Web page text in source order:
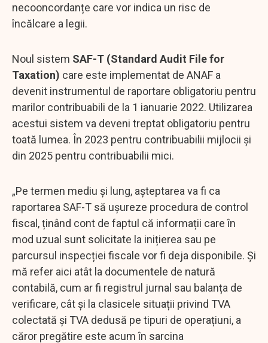
necooncordanțe care vor indica un risc de
încălcare a legii.
Noul sistem SAF-T (Standard Audit File for
Taxation) care este implementat de ANAF a
devenit instrumentul de raportare obligatoriu pentru
marilor contribuabili de la 1 ianuarie 2022. Utilizarea
acestui sistem va deveni treptat obligatoriu pentru
toată lumea. În 2023 pentru contribuabilii mijlocii și
din 2025 pentru contribuabilii mici.
„Pe termen mediu și lung, așteptarea va fi ca
raportarea SAF-T să ușureze procedura de control
fiscal, ținând cont de faptul că informații care în
mod uzual sunt solicitate la inițierea sau pe
parcursul inspecției fiscale vor fi deja disponibile. Și
mă refer aici atât la documentele de natură
contabilă, cum ar fi registrul jurnal sau balanța de
verificare, cât și la clasicele situații privind TVA
colectată și TVA dedusă pe tipuri de operațiuni, a
căror pregătire este acum în sarcina